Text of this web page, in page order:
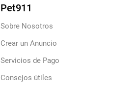
Pet911
Sobre Nosotros
Crear un Anuncio
Servicios de Pago
Consejos útiles